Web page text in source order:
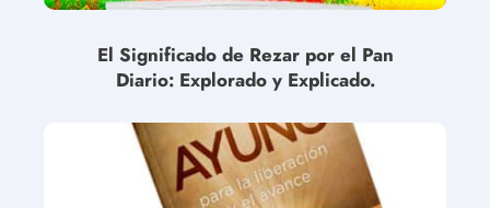
El Significado de Rezar por el Pan
Diario: Explorado y Explicado.